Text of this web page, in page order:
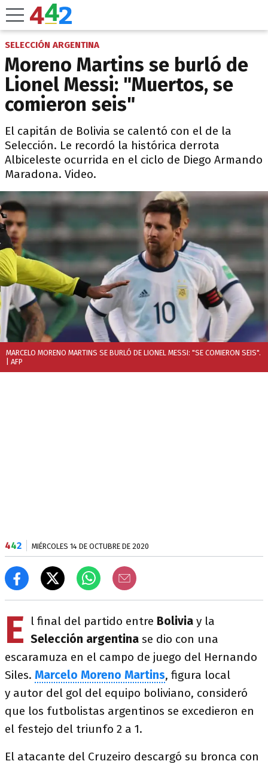
SELECCIÓN ARGENTINA
Moreno Martins se burló de
Lionel Messi: "Muertos, se
comieron seis"
El capitán de Bolivia se calentó con el de la
Selección. Le recordó la histórica derrota
Albiceleste ocurrida en el ciclo de Diego Armando
Maradona. Video.
MARCELO MORENO MARTINS SE BURLÓ DE LIONEL MESSI: "SE COMIERON SEIS".
| AFP
442 MIÉRCOLES 14 DE OCTUBRE DE 2020
E l final del partido entre Bolivia y la
Selección argentina se dio con una
escaramuza en el campo de juego del Hernando
Siles. Marcelo Moreno Martins, figura local
y autor del gol del equipo boliviano, consideró
que los futbolistas argentinos se excedieron en
el festejo del triunfo 2 a 1.
El atacante del Cruzeiro descargó su bronca con